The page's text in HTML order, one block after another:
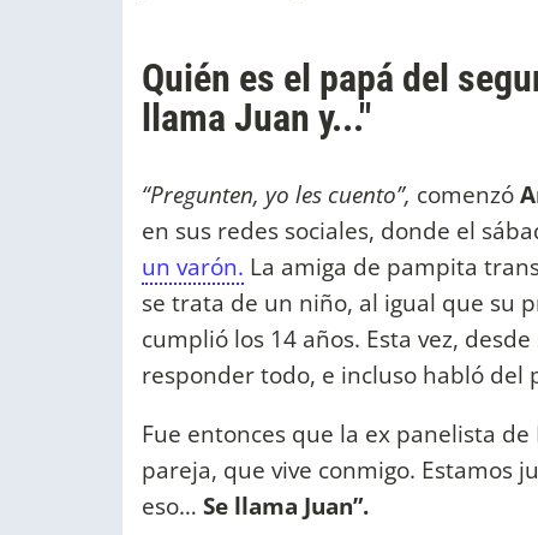
Quién es el papá del
llama Juan y..."
“Pregunten, yo les cuento”, comenzó
en sus redes sociales, donde el
un varón. La amiga de pampita
se trata de un niño, al igual que su
cumplió los 14 años. Esta vez,
responder todo, e incluso habló del
Fue entonces que la ex panelista
pareja, que vive conmigo. Estamos
eso… Se llama Juan”.